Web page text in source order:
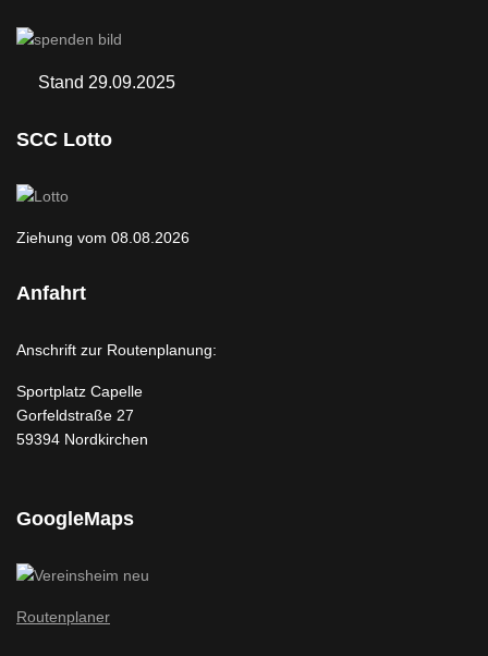
Stand 29.09.2025
SCC Lotto
Ziehung vom 08.08.2026
Anfahrt
Anschrift zur Routenplanung:
Sportplatz Capelle
Gorfeldstraße 27
59394 Nordkirchen
GoogleMaps
Routenplaner